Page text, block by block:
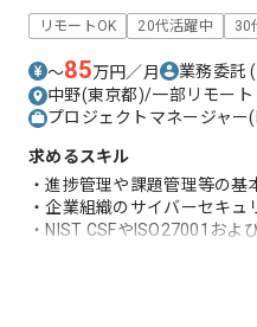
リモートOK 20代活躍中 30
〜85万円／月 業務委託
中野(東京都)/一部リモート
プロジェクトマネージャー
求めるスキル
・進捗管理や課題管理等の
・企業組織のサイバーセキ
・NIST CSFやISO27001お